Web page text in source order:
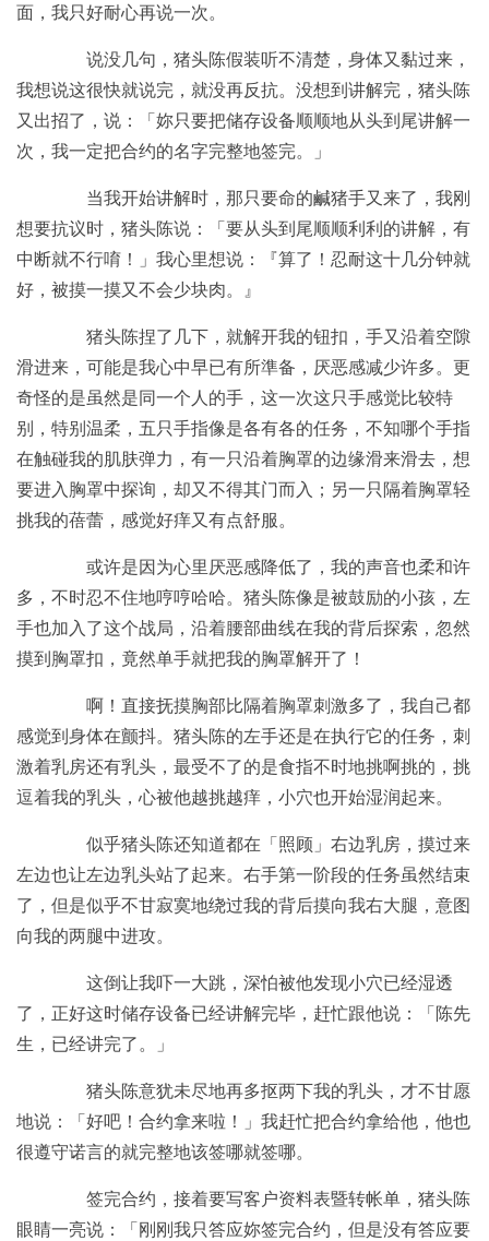
面，我只好耐心再说一次。
说没几句，猪头陈假装听不清楚，身体又黏过来，
我想说这很快就说完，就没再反抗。没想到讲解完，猪头陈
又出招了，说：「妳只要把储存设备顺顺地从头到尾讲解一
次，我一定把合约的名字完整地签完。」
当我开始讲解时，那只要命的鹹猪手又来了，我刚
想要抗议时，猪头陈说：「要从头到尾顺顺利利的讲解，有
中断就不行唷！」我心里想说：『算了！忍耐这十几分钟就
好，被摸一摸又不会少块肉。』
猪头陈捏了几下，就解开我的钮扣，手又沿着空隙
滑进来，可能是我心中早已有所準备，厌恶感减少许多。更
奇怪的是虽然是同一个人的手，这一次这只手感觉比较特
别，特别温柔，五只手指像是各有各的任务，不知哪个手指
在触碰我的肌肤弹力，有一只沿着胸罩的边缘滑来滑去，想
要进入胸罩中探询，却又不得其门而入；另一只隔着胸罩轻
挑我的蓓蕾，感觉好痒又有点舒服。
或许是因为心里厌恶感降低了，我的声音也柔和许
多，不时忍不住地哼哼哈哈。猪头陈像是被鼓励的小孩，左
手也加入了这个战局，沿着腰部曲线在我的背后探索，忽然
摸到胸罩扣，竟然单手就把我的胸罩解开了！
啊！直接抚摸胸部比隔着胸罩刺激多了，我自己都
感觉到身体在颤抖。猪头陈的左手还是在执行它的任务，刺
激着乳房还有乳头，最受不了的是食指不时地挑啊挑的，挑
逗着我的乳头，心被他越挑越痒，小穴也开始湿润起来。
似乎猪头陈还知道都在「照顾」右边乳房，摸过来
左边也让左边乳头站了起来。右手第一阶段的任务虽然结束
了，但是似乎不甘寂寞地绕过我的背后摸向我右大腿，意图
向我的两腿中进攻。
这倒让我吓一大跳，深怕被他发现小穴已经湿透
了，正好这时储存设备已经讲解完毕，赶忙跟他说：「陈先
生，已经讲完了。」
猪头陈意犹未尽地再多抠两下我的乳头，才不甘愿
地说：「好吧！合约拿来啦！」我赶忙把合约拿给他，他也
很遵守诺言的就完整地该签哪就签哪。
签完合约，接着要写客户资料表暨转帐单，猪头陈
眼睛一亮说：「刚刚我只答应妳签完合约，但是没有答应要